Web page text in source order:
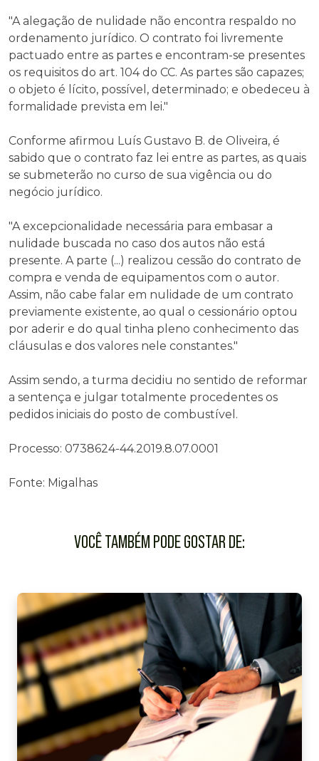
"A alegação de nulidade não encontra respaldo no
ordenamento jurídico. O contrato foi livremente
pactuado entre as partes e encontram-se presentes
os requisitos do art. 104 do CC. As partes são capazes;
o objeto é lícito, possível, determinado; e obedeceu à
formalidade prevista em lei."
Conforme afirmou Luís Gustavo B. de Oliveira, é
sabido que o contrato faz lei entre as partes, as quais
se submeterão no curso de sua vigência ou do
negócio jurídico.
"A excepcionalidade necessária para embasar a
nulidade buscada no caso dos autos não está
presente. A parte (...) realizou cessão do contrato de
compra e venda de equipamentos com o autor.
Assim, não cabe falar em nulidade de um contrato
previamente existente, ao qual o cessionário optou
por aderir e do qual tinha pleno conhecimento das
cláusulas e dos valores nele constantes."
Assim sendo, a turma decidiu no sentido de reformar
a sentença e julgar totalmente procedentes os
pedidos iniciais do posto de combustível.
Processo: 0738624-44.2019.8.07.0001
Fonte: Migalhas
VOCÊ TAMBÉM PODE GOSTAR DE: